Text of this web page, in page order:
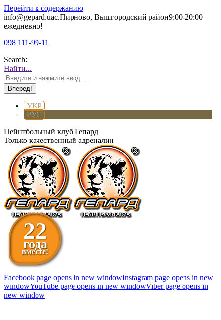
Перейти к содержанию
info@gepard.uaс.Пирново, Вышгородский район9:00-20:00
ежедневно!
098 111-99-11
Search:
Найти...
УКР
РУС
Пейнтбольный клуб Гепард
Только качественный адреналин
22
года
вместе!
Facebook page opens in new windowInstagram page opens in new
windowYouTube page opens in new windowViber page opens in
new window